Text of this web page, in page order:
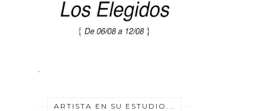
.
ARTISTA EN SU ESTUDIO...